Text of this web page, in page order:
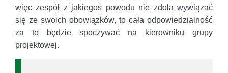
więc zespół z jakiegoś powodu nie zdoła wywiązać
się ze swoich obowiązków, to cała odpowiedzialność
za to będzie spoczywać na kierowniku grupy
projektowej.